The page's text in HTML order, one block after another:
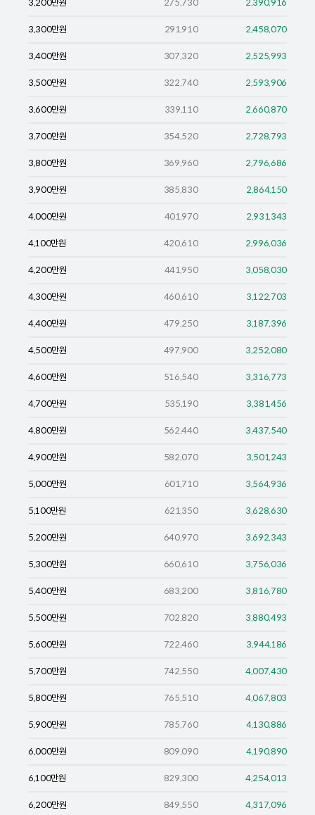
3,200만원 275,730 2,390,916
3,300만원 291,910 2,458,070
3,400만원 307,320 2,525,993
3,500만원 322,740 2,593,906
3,600만원 339,110 2,660,870
3,700만원 354,520 2,728,793
3,800만원 369,960 2,796,686
3,900만원 385,830 2,864,150
4,000만원 401,970 2,931,343
4,100만원 420,610 2,996,036
4,200만원 441,950 3,058,030
4,300만원 460,610 3,122,703
4,400만원 479,250 3,187,396
4,500만원 497,900 3,252,080
4,600만원 516,540 3,316,773
4,700만원 535,190 3,381,456
4,800만원 562,440 3,437,540
4,900만원 582,070 3,501,243
5,000만원 601,710 3,564,936
5,100만원 621,350 3,628,630
5,200만원 640,970 3,692,343
5,300만원 660,610 3,756,036
5,400만원 683,200 3,816,780
5,500만원 702,820 3,880,493
5,600만원 722,460 3,944,186
5,700만원 742,550 4,007,430
5,800만원 765,510 4,067,803
5,900만원 785,760 4,130,886
6,000만원 809,090 4,190,890
6,100만원 829,300 4,254,013
6,200만원 849,550 4,317,096